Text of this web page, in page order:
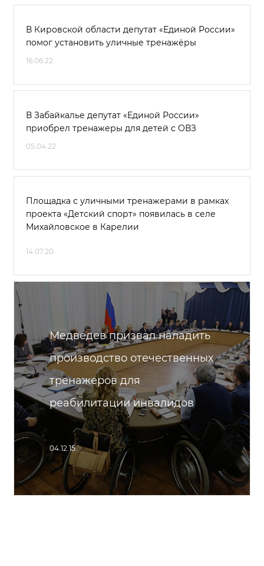
В Кировской области депутат «Единой России»
помог установить уличные тренажёры
16.06.22
В Забайкалье депутат «Единой России»
приобрел тренажеры для детей с ОВЗ
05.04.22
Площадка с уличными тренажерами в рамках
проекта «Детский спорт» появилась в селе
Михайловское в Карелии
14.07.20
Медведев призвал наладить
производство отечественных
тренажеров для
реабилитации инвалидов
04.12.15